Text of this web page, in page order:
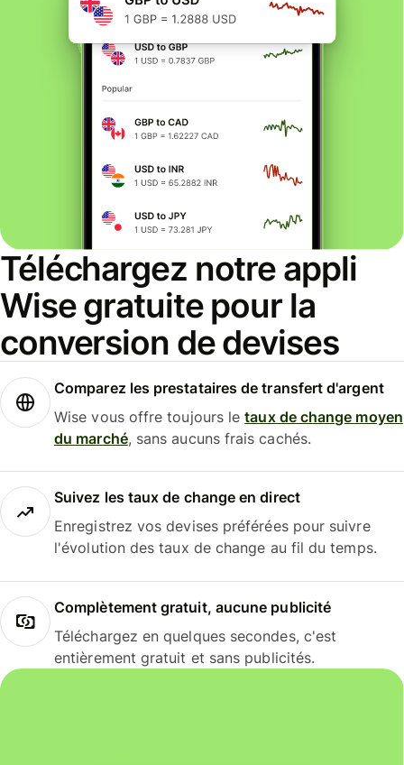
Téléchargez notre appli
Wise gratuite pour la
conversion de devises
Comparez les prestataires de transfert d'argent
Wise vous offre toujours letaux de change moyen
du marché, sans aucuns frais cachés.
Suivez les taux de change en direct
Enregistrez vos devises préférées pour suivre
l'évolution des taux de change au fil du temps.
Complètement gratuit, aucune publicité
Téléchargez en quelques secondes, c'est
entièrement gratuit et sans publicités.